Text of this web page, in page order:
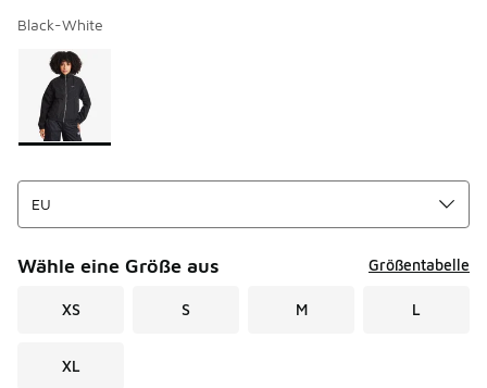
Black-White
Seite 1 von 1 zeigt die Farben 1 bis 1 von 1 an.
Bitte wählen Sie einen Stil aus
Wähle eine Größe aus Größentabelle
XS S M L
XL